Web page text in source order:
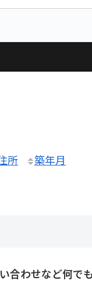
所 築年月
合わせなど何で